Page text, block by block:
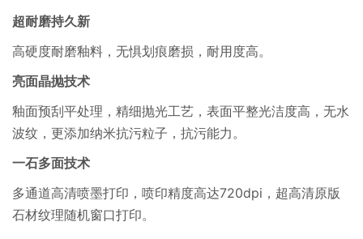
超耐磨持久新
高硬度耐磨釉料，无惧划痕磨损，耐用度高。
亮面晶抛技术
釉面预刮平处理，精细抛光工艺，表面平整光洁度高，无水
波纹，更添加纳米抗污粒子，抗污能力。
一石多面技术
多通道高清喷墨打印，喷印精度高达720dpi，超高清原版
石材纹理随机窗口打印。